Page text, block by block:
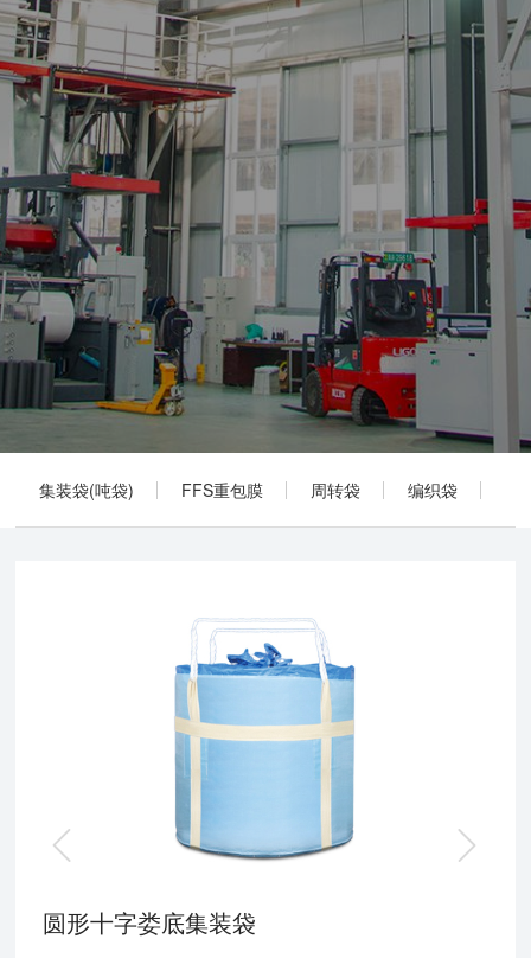
集装袋(吨袋) FFS重包膜 周转袋 编织袋
圆形十字娄底集装袋